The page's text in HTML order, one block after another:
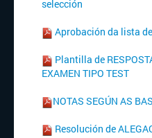
selección
Aprobación da lista
Plantilla de
EXAMEN TIPO TEST
NOTAS SEGÚN AS
Resolución de